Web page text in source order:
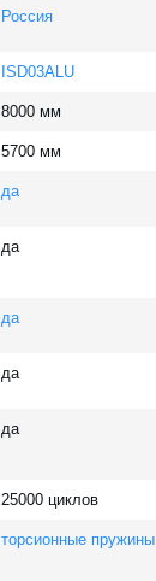
Россия
ISD03ALU
8000 мм
5700 мм
да
да
да
да
да
25000 циклов
торсионные пружины